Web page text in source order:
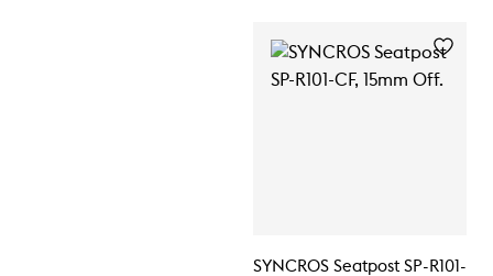
SYNCROS Seatpost SP-R101-